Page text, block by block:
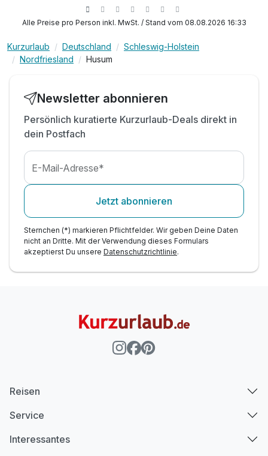
inkl. Nutzung W-Lan
Alle Preise pro Person inkl. MwSt. / Stand vom 08.08.2026 16:33
Kurzurlaub Deutschland
Schleswig-Holstein
Nordfriesland
Husum
Newsletter abonnieren
Persönlich kuratierte Kurzurlaub-Deals direkt in
dein Postfach
E-Mail-Adresse*
Jetzt abonnieren
Sternchen (*) markieren Pflichtfelder. Wir geben Deine Daten
nicht an Dritte. Mit der Verwendung dieses Formulars
akzeptierst Du unsere Datenschutzrichtlinie.
Reisen
Service
Interessantes